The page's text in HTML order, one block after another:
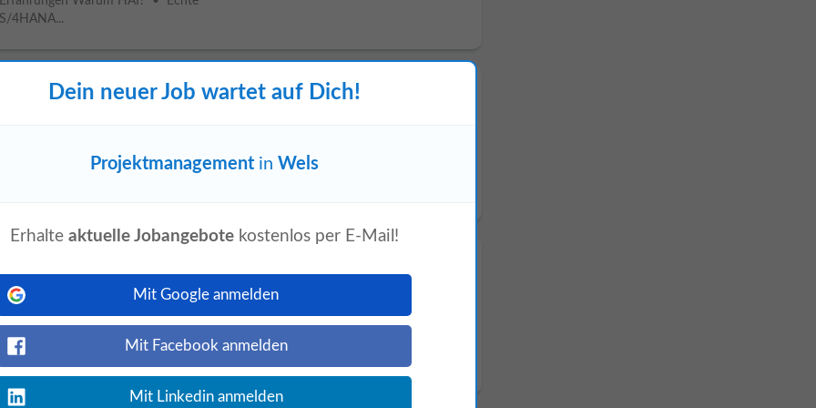
4HANA...
d)
Projektmanagement und Vertrieb
skalierbare Lösungen zu übersetzen.
mit ERP-Systemen (z. B.
Automate) • Mehrjährige
Jetzt ansehen
Dein neuer Job wartet auf Dich!
Projektmanagementin Wels
Erhalte aktuelle Jobangebotekostenlos per E-Mail!
Mit Google anmelden
Mit Facebook anmelden
Mit Linkedin anmelden